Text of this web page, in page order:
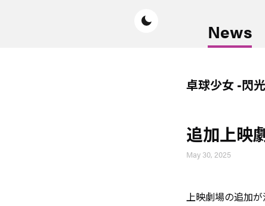
News
卓球少女 -閃
追加上映
May 30, 2025
上映劇場の追加が